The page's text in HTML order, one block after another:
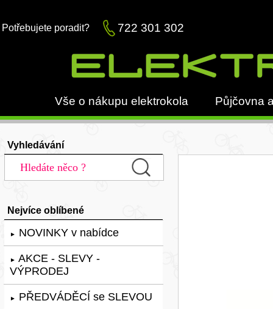
Potřebujete poradit? 722 301 302
Vše o nákupu elektrokola Půjčovna
Vyhledávání
Nejvíce oblíbené
► NOVINKY v nabídce
► AKCE - SLEVY -
VÝPRODEJ
► PŘEDVÁDĚCÍ se SLEVOU